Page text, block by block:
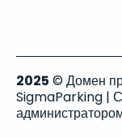
2025 © Домен
SigmaParking |